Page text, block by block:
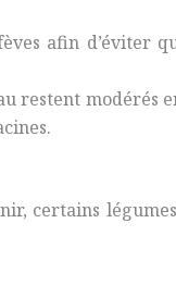
afin d’éviter
restent modérés
certains